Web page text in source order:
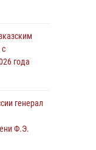
(видео)
вооружения
в Пензе
в
года
генерал
Ф.Э.